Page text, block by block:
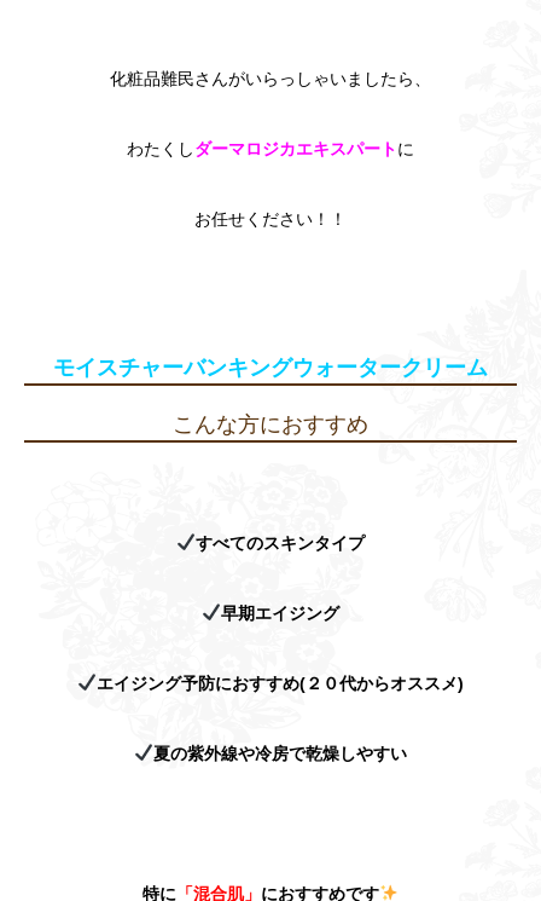
化粧品難民さんがいらっしゃいましたら、
わたくしダーマロジカエキスパートに
お任せください！！
モイスチャーバンキングウォータークリーム
こんな方におすすめ
すべてのスキンタイプ
早期エイジング
エイジング予防におすすめ(２０代からオススメ)
夏の紫外線や冷房で乾燥しやすい
特に 「混合肌」 におすすめです